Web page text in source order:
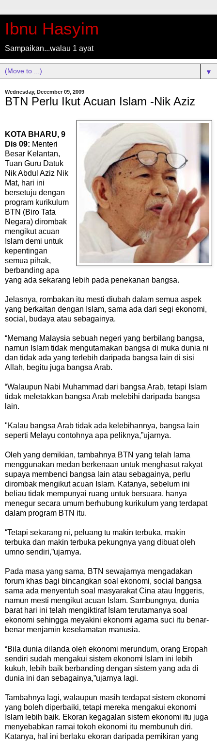
Ibnu Hasyim
Sampaikan...walau 1 ayat
▼
Wednesday, December 09, 2009
BTN Perlu Ikut Acuan Islam -Nik Aziz
KOTA BHARU, 9
Dis 09: Menteri
Besar Kelantan,
Tuan Guru Datuk
Nik Abdul Aziz Nik
Mat, hari ini
bersetuju dengan
program kurikulum
BTN (Biro Tata
Negara) dirombak
mengikut acuan
Islam demi untuk
kepentingan
semua pihak,
berbanding apa
yang ada sekarang lebih pada penekanan bangsa.
Jelasnya, rombakan itu mesti diubah dalam semua aspek
yang berkaitan dengan Islam, sama ada dari segi ekonomi,
social, budaya atau sebagainya.
“Memang Malaysia sebuah negeri yang berbilang bangsa,
namun Islam tidak mengutamakan bangsa di muka dunia ni
dan tidak ada yang terlebih daripada bangsa lain di sisi
Allah, begitu juga bangsa Arab.
“Walaupun Nabi Muhammad dari bangsa Arab, tetapi Islam
tidak meletakkan bangsa Arab melebihi daripada bangsa
lain.
"Kalau bangsa Arab tidak ada kelebihannya, bangsa lain
seperti Melayu contohnya apa peliknya,”ujarnya.
Oleh yang demikian, tambahnya BTN yang telah lama
menggunakan medan berkenaan untuk menghasut rakyat
supaya membenci bangsa lain atau sebagainya, perlu
dirombak mengikut acuan Islam. Katanya, sebelum ini
beliau tidak mempunyai ruang untuk bersuara, hanya
menegur secara umum berhubung kurikulum yang terdapat
dalam program BTN itu.
“Tetapi sekarang ni, peluang tu makin terbuka, makin
terbuka dan makin terbuka pekungnya yang dibuat oleh
umno sendiri,”ujarnya.
Pada masa yang sama, BTN sewajarnya mengadakan
forum khas bagi bincangkan soal ekonomi, social bangsa
sama ada menyentuh soal masyarakat Cina atau Inggeris,
namun mesti mengikut acuan Islam. Sambungnya, dunia
barat hari ini telah mengiktiraf Islam terutamanya soal
ekonomi sehingga meyakini ekonomi agama suci itu benar-
benar menjamin keselamatan manusia.
“Bila dunia dilanda oleh ekonomi merundum, orang Eropah
sendiri sudah mengakui sistem ekonomi Islam ini lebih
kukuh, lebih baik berbanding dengan sistem yang ada di
dunia ini dan sebagainya,”ujarnya lagi.
Tambahnya lagi, walaupun masih terdapat sistem ekonomi
yang boleh diperbaiki, tetapi mereka mengakui ekonomi
Islam lebih baik. Ekoran kegagalan sistem ekonomi itu juga
menyebabkan ramai tokoh ekonomi itu membunuh diri.
Katanya, hal ini berlaku ekoran daripada pemikiran yang